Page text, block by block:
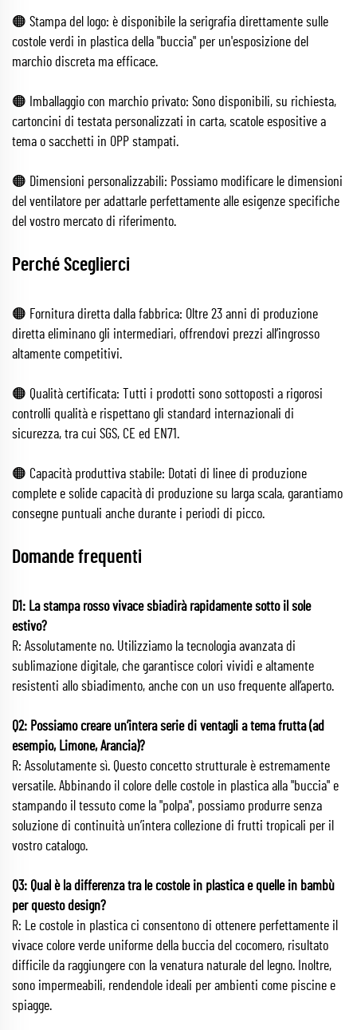
🟠 Stampa del logo: è disponibile la serigrafia direttamente sulle
costole verdi in plastica della "buccia" per un'esposizione del
marchio discreta ma efficace.
🟠 Imballaggio con marchio privato: Sono disponibili, su richiesta,
cartoncini di testata personalizzati in carta, scatole espositive a
tema o sacchetti in OPP stampati.
🟠 Dimensioni personalizzabili: Possiamo modificare le dimensioni
del ventilatore per adattarle perfettamente alle esigenze specifiche
del vostro mercato di riferimento.
Perché Sceglierci
🟠 Fornitura diretta dalla fabbrica: Oltre 23 anni di produzione
diretta eliminano gli intermediari, offrendovi prezzi all’ingrosso
altamente competitivi.
🟠 Qualità certificata: Tutti i prodotti sono sottoposti a rigorosi
controlli qualità e rispettano gli standard internazionali di
sicurezza, tra cui SGS, CE ed EN71.
🟠 Capacità produttiva stabile: Dotati di linee di produzione
complete e solide capacità di produzione su larga scala, garantiamo
consegne puntuali anche durante i periodi di picco.
Domande frequenti
D1: La stampa rosso vivace sbiadirà rapidamente sotto il sole
estivo?
R: Assolutamente no. Utilizziamo la tecnologia avanzata di
sublimazione digitale, che garantisce colori vividi e altamente
resistenti allo sbiadimento, anche con un uso frequente all’aperto.
Q2: Possiamo creare un’intera serie di ventagli a tema frutta (ad
esempio, Limone, Arancia)?
R: Assolutamente sì. Questo concetto strutturale è estremamente
versatile. Abbinando il colore delle costole in plastica alla "buccia" e
stampando il tessuto come la "polpa", possiamo produrre senza
soluzione di continuità un’intera collezione di frutti tropicali per il
vostro catalogo.
Q3: Qual è la differenza tra le costole in plastica e quelle in bambù
per questo design?
R: Le costole in plastica ci consentono di ottenere perfettamente il
vivace colore verde uniforme della buccia del cocomero, risultato
difficile da raggiungere con la venatura naturale del legno. Inoltre,
sono impermeabili, rendendole ideali per ambienti come piscine e
spiagge.